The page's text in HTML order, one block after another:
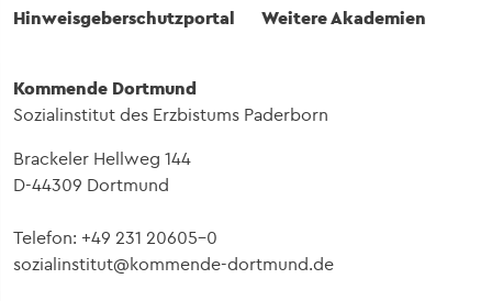
Hinweisgeberschutzportal
Weitere Akademien
Kommende Dortmund
Sozialinstitut des Erzbistums Paderborn
Brackeler Hellweg 144
D-44309 Dortmund
Telefon: +49 231 20605-0
sozialinstitut@kommende-dortmund.de